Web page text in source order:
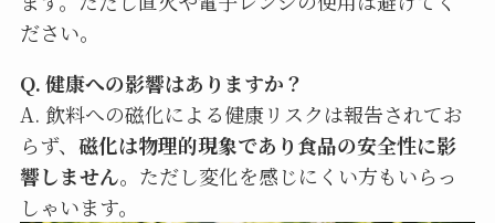
ださい。
Q. 健康への影響はありますか？
A. 飲料への磁化による健康リスクは報告されてお
らず、 磁化は物理的現象であり食品の安全性に影
響しません。ただし変化を感じにくい方もいらっ
しゃいます。